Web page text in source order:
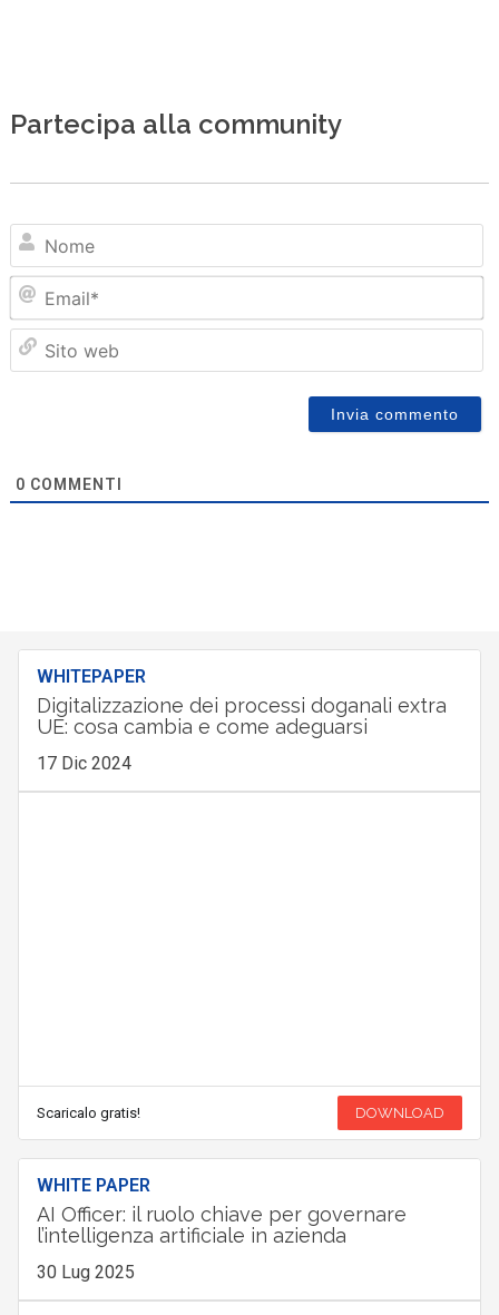
Partecipa alla community
0 COMMENTI
WHITEPAPER
Digitalizzazione dei processi doganali extra
UE: cosa cambia e come adeguarsi
17 Dic 2024
Scaricalo gratis! DOWNLOAD
WHITE PAPER
AI Officer: il ruolo chiave per governare
l’intelligenza artificiale in azienda
30 Lug 2025